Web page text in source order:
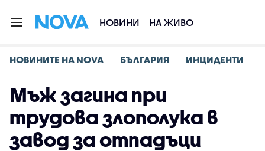
НОВИНИ НА ЖИВО
НОВИНИТЕ НА NOVA БЪЛГАРИЯ ИНЦИДЕНТИ
Мъж загина при
трудова злополука в
завод за отпадъци